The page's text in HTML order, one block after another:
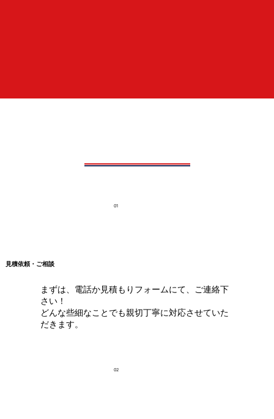
01
まずは、電話か見積もりフォームにて、ご連絡下
さい！
どんな些細なことでも親切丁寧に対応させていた
だきます。
見積依頼・ご相談
02